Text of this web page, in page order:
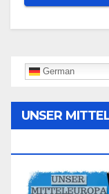
German
UNSER